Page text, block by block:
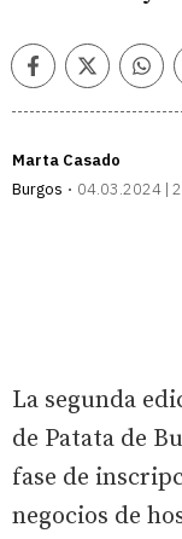
FacebookTwitter
Marta Casado
Burgos
04.03.2024 |
La segunda
de Patata de
fase de
negocios de